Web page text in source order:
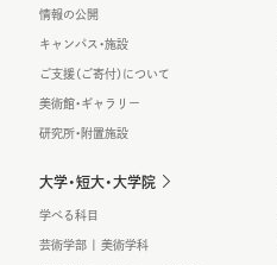
情報の公開
キャンパス・施設
ご支援（ご寄付）について
美術館・ギャラリー
研究所・附置施設
大学・短大・大学院
学べる科目
芸術学部 | 美術学科